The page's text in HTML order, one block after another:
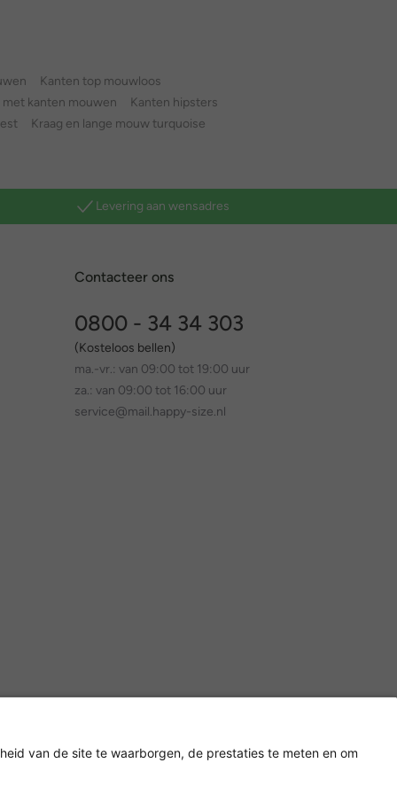
Kanten top mouwloos
met kanten mouwen
Kanten hipsters
Kraag en lange mouw turquoise
Levering aan wensadres
Contacteer ons
0800 - 34 34 303
(Kosteloos bellen)
ma.-vr.: van 09:00 tot 19:00 uur
za.: van 09:00 tot 16:00 uur
service@mail.happy-size.nl